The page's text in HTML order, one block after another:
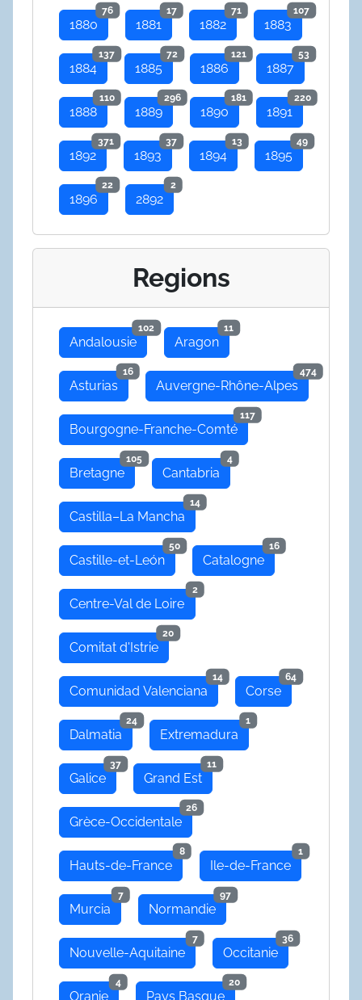
1880
76
1881
17
1882
71
1883
107
1884
137
1885
72
1886
121
1887
53
1888
110
1889
296
1890
181
1891
220
1892
371
1893
37
1894
13
1895
49
1896
22
2892
2
Regions
Andalousie
102
Aragon
11
Asturias
16
Auvergne-Rhône-Alpes
474
Bourgogne-Franche-Comté
117
Bretagne
105
Cantabria
4
Castilla–La Mancha
14
Castille-et-León
50
Catalogne
16
Centre-Val de Loire
2
Comitat d'Istrie
20
Comunidad Valenciana
14
Corse
64
Dalmatia
24
Extremadura
1
Galice
37
Grand Est
11
Grèce-Occidentale
26
Hauts-de-France
8
Ile-de-France
1
Murcia
7
Normandie
97
Nouvelle-Aquitaine
7
Occitanie
36
Oranie
4
Pays Basque
20